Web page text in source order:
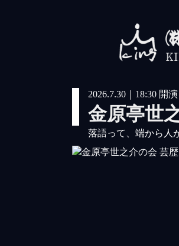
2026.7.30｜18:30 開演
金原亭世
落語って、端から人